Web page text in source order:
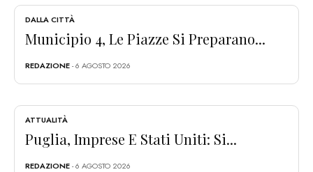
DALLA CITTÀ
Municipio 4, Le Piazze Si Preparano...
REDAZIONE- 6 AGOSTO 2026
ATTUALITÀ
Puglia, Imprese E Stati Uniti: Si...
REDAZIONE- 6 AGOSTO 2026